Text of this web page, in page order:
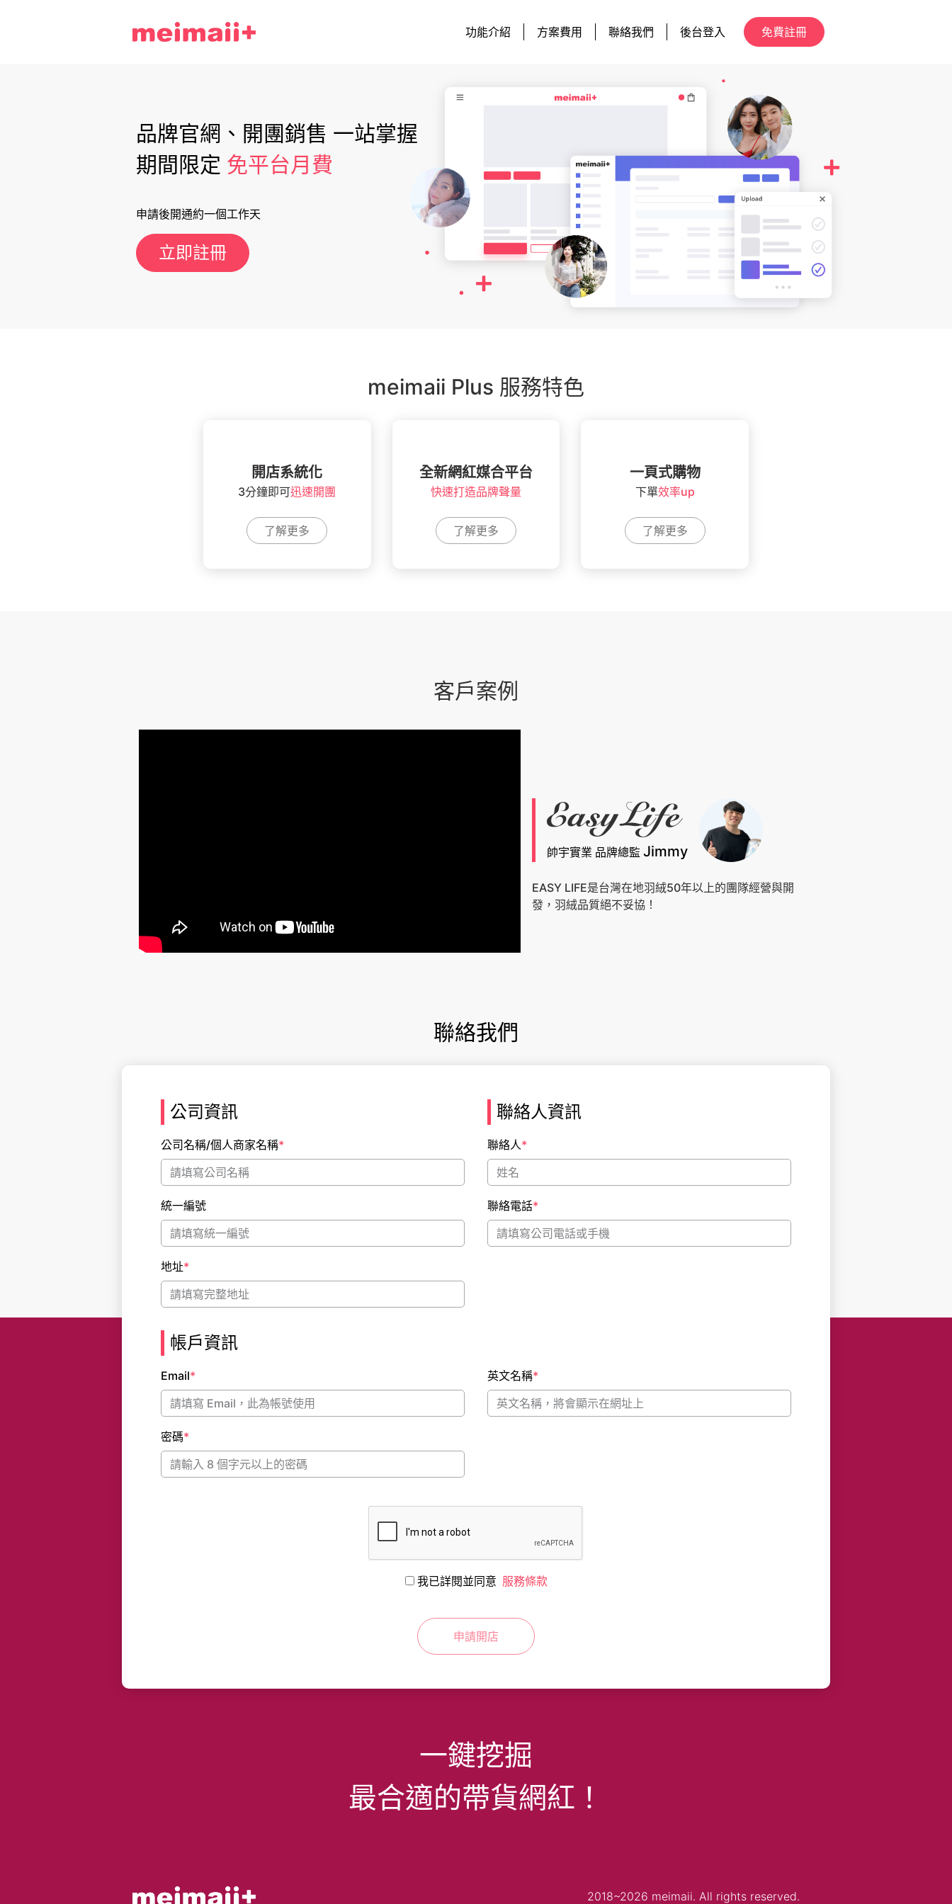
功能介紹 方案費用 聯絡我們 後台登入 免費註冊
品牌官網、開團銷售 一站掌握
期間限定 免平台月費
申請後開通約一個工作天
立即註冊
meimaii Plus 服務特色
開店系統化
3分鐘即可迅速開團
了解更多
全新網紅媒合平台
快速打造品牌聲量
了解更多
一頁式購物
下單效率up
了解更多
客戶案例
帥宇實業 品牌總監Jimmy
EASY LIFE是台灣在地羽絨50年以上的團隊經營與開
發，羽絨品質絕不妥協！
聯絡我們
公司資訊
公司名稱/個人商家名稱*
統一編號
地址*
聯絡人資訊
聯絡人*
聯絡電話*
帳戶資訊
Email* 英文名稱*
密碼*
我已詳閱並同意 服務條款
申請開店
一鍵挖掘
最合適的帶貨網紅！
2018~2026 meimaii. All rights reserved.